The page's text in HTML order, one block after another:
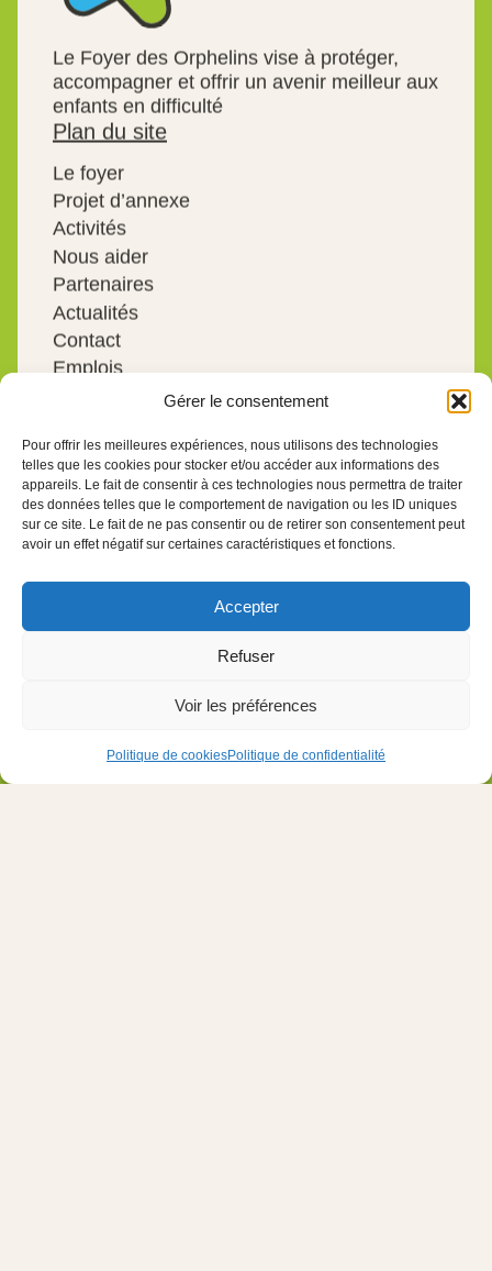
Gérer le consentement
Pour offrir les meilleures expériences, nous utilisons des technologies
telles que les cookies pour stocker et/ou accéder aux informations des
appareils. Le fait de consentir à ces technologies nous permettra de traiter
des données telles que le comportement de navigation ou les ID uniques
sur ce site. Le fait de ne pas consentir ou de retirer son consentement peut
avoir un effet négatif sur certaines caractéristiques et fonctions.
Accepter
Refuser
Voir les préférences
Politique de cookiesPolitique de confidentialité
Le Foyer des Orphelins vise à protéger,
accompagner et offrir un avenir meilleur aux
enfants en difficulté
Plan du site
Le foyer
Projet d’annexe
Activités
Nous aider
Partenaires
Actualités
Contact
Emplois
Politique de confidentialité
Politique de cookies
Mentions légales
Nous joindre
Designed and developed with 💛 byOh! médias